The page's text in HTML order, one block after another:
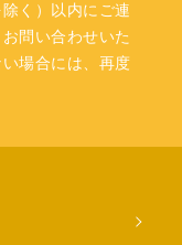
く）以内にご連
問い合わせいた
場合には、再度